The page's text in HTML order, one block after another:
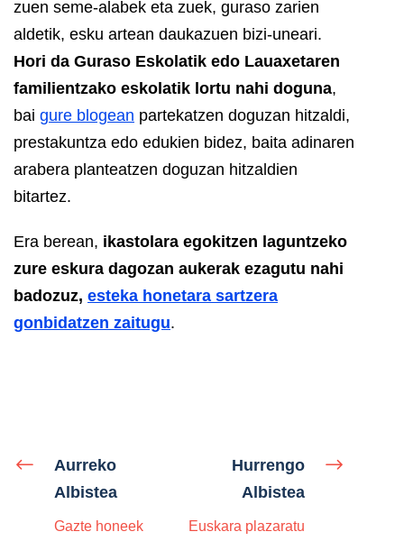
zuen seme-alabek eta zuek, guraso zarien
aldetik, esku artean daukazuen bizi-uneari.
Hori da Guraso Eskolatik edo Lauaxetaren
familientzako eskolatik lortu nahi doguna,
bai gure blogean partekatzen doguzan hitzaldi,
prestakuntza edo edukien bidez, baita adinaren
arabera planteatzen doguzan hitzaldien
bitartez.
Era berean, ikastolara egokitzen laguntzeko
zure eskura dagozan aukerak ezagutu nahi
badozuz, esteka honetara sartzera
gonbidatzen zaitugu.
Aurreko
Albistea
Gazte honeek
Hurrengo
Albistea
Euskara plazaratu